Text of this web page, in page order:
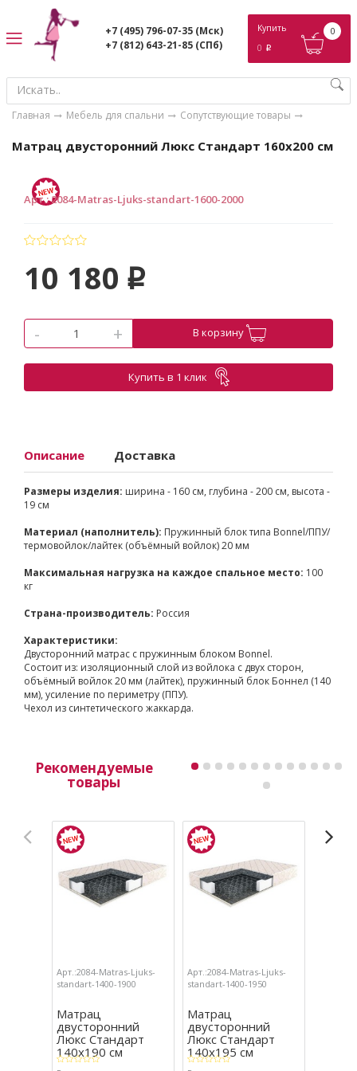
+7 (495) 796-07-35 (Мск)
+7 (812) 643-21-85 (СПб)
Купить
0 p
0
Главная Мебель для спальни Сопутствующие товары
Матрац двусторонний Люкс Стандарт 160х200 см
Арт.:2084-Matras-Ljuks-standart-1600-2000
10 180 p
- + В корзину
Купить в 1 клик
Описание Доставка
Размеры изделия: ширина - 160 см, глубина - 200 см, высота -
19 см
Материал (наполнитель): Пружинный блок типа Bonnel/ППУ/
термовойлок/лайтек (объёмный войлок) 20 мм
Максимальная нагрузка на каждое спальное место: 100
кг
Страна-производитель: Россия
Характеристики:
Двусторонний матрас с пружинным блоком Bonnel.
Состоит из: изоляционный слой из войлока с двух сторон,
объёмный войлок 20 мм (лайтек), пружинный блок Боннел (140
мм), усиление по периметру (ППУ).
Чехол из синтетического жаккарда.
Рекомендуемые
товары
Арт.:2084-Matras-Ljuks-
standart-1400-1900
Матрац
двусторонний
Люкс Стандарт
140х190 см
Арт.:2084-Matras-Ljuks-
standart-1400-1950
Матрац
двусторонний
Люкс Стандарт
140х195 см